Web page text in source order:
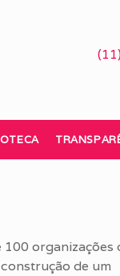
100 organizações
de um